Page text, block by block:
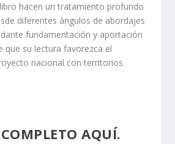
hacen un tratamiento profundo
diferentes ángulos de abordajes
fundamentación y aportación
que su lectura favorezca el
nacional con territorios
AQUÍ.